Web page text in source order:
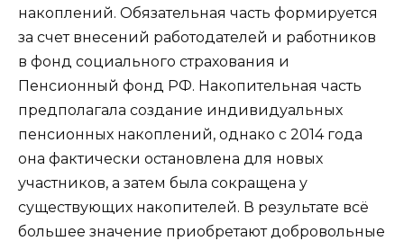
накоплений. Обязательная часть формируется
за счет внесений работодателей и работников
в фонд социального страхования и
Пенсионный фонд РФ. Накопительная часть
предполагала создание индивидуальных
пенсионных накоплений, однако с 2014 года
она фактически остановлена для новых
участников, а затем была сокращена у
существующих накопителей. В результате всё
большее значение приобретают добровольные